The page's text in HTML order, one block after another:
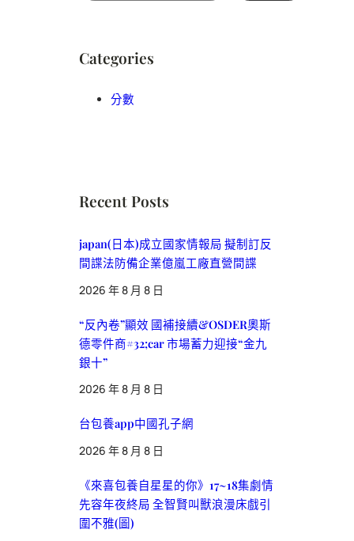
Categories
分數
Recent Posts
japan(日本)成立國家情報局 擬制訂反
間諜法防備企業億嵐工廠直營間諜
2026 年 8 月 8 日
“反內卷”顯效 國補接續&OSDER奧斯
德零件商#32;car 市場蓄力迎接“金九
銀十”
2026 年 8 月 8 日
台包養app中國孔子網
2026 年 8 月 8 日
《來喜包養自星星的你》17~18集劇情
先容年夜終局 全智賢叫獸浪漫床戲引
圍不雅(圖)